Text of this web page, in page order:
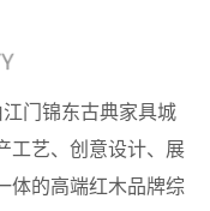
门锦东古典家具城
工艺、创意设计、展
体的高端红木品牌综